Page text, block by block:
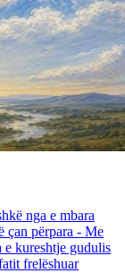
nga e mbara
çan përpara - Me
kureshtje gudulis
frelëshuar